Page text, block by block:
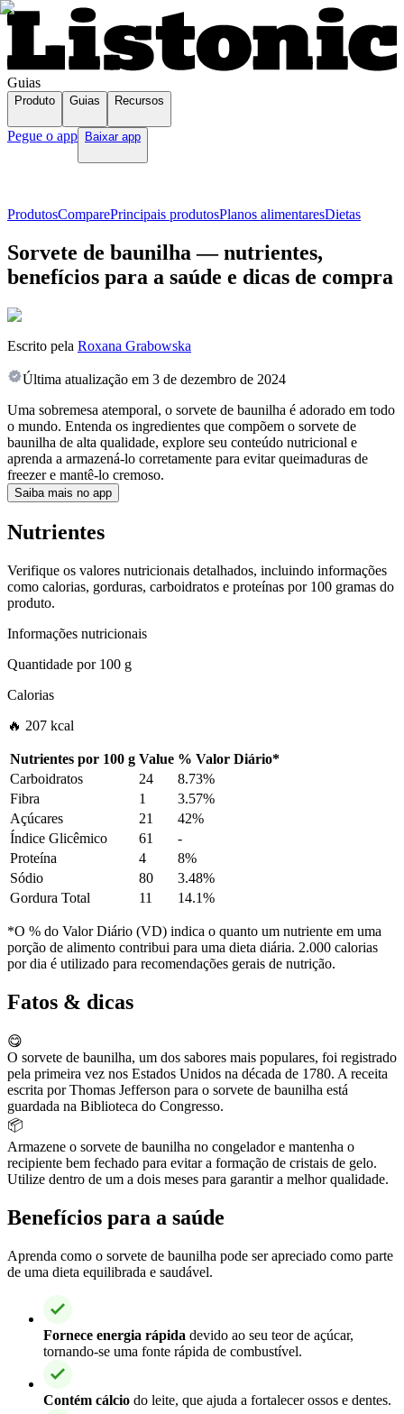
Guias
Produto Guias Recursos
Pegue o app Baixar app
ProdutosComparePrincipais produtosPlanos alimentaresDietas
Sorvete de baunilha — nutrientes,
benefícios para a saúde e dicas de compra
Escrito pela Roxana Grabowska
Última atualização em 3 de dezembro de 2024
Uma sobremesa atemporal, o sorvete de baunilha é adorado em todo
o mundo. Entenda os ingredientes que compõem o sorvete de
baunilha de alta qualidade, explore seu conteúdo nutricional e
aprenda a armazená-lo corretamente para evitar queimaduras de
freezer e mantê-lo cremoso.
Saiba mais no app
Nutrientes
Verifique os valores nutricionais detalhados, incluindo informações
como calorias, gorduras, carboidratos e proteínas por 100 gramas do
produto.
Informações nutricionais
Quantidade por100 g
Calorias
🔥 207 kcal
Nutrientes por 100 g Value % Valor Diário*
Carboidratos
24
8.73%
Fibra
1
3.57%
Açúcares
21
42%
Índice Glicêmico
61
-
Proteína
4
8%
Sódio
80
3.48%
Gordura Total
11 14.1%
*O % do Valor Diário (VD) indica o quanto um nutriente em uma
porção de alimento contribui para uma dieta diária. 2.000 calorias
por dia é utilizado para recomendações gerais de nutrição.
Fatos & dicas
😋
O sorvete de baunilha, um dos sabores mais populares, foi registrado
pela primeira vez nos Estados Unidos na década de 1780. A receita
escrita por Thomas Jefferson para o sorvete de baunilha está
guardada na Biblioteca do Congresso.
📦
Armazene o sorvete de baunilha no congelador e mantenha o
recipiente bem fechado para evitar a formação de cristais de gelo.
Utilize dentro de um a dois meses para garantir a melhor qualidade.
Benefícios para a saúde
Aprenda como o sorvete de baunilha pode ser apreciado como parte
de uma dieta equilibrada e saudável.
Fornece energia rápida devido ao seu teor de açúcar,
tornando-se uma fonte rápida de combustível.
Contém cálcio do leite, que ajuda a fortalecer ossos e dentes.